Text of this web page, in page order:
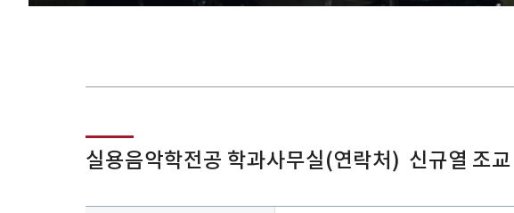
실용음악학전공 학과사무실(연락처) 신규열 조교